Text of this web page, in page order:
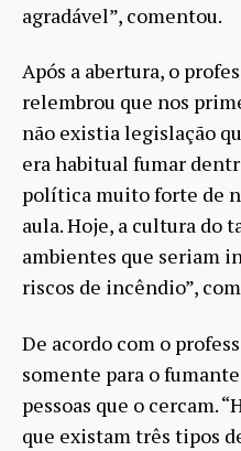
agradável”, comentou.
Após a abertura, o
relembrou que nos
não existia legislação
era habitual fumar
política muito forte de
aula. Hoje, a cultura do
ambientes que seriam
riscos de incêndio”,
De acordo com o
somente para o
pessoas que o cercam.
que existam três tipos